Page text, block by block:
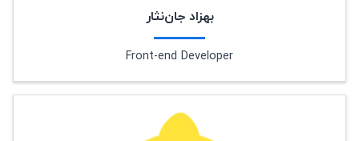
بهزاد جان‌نثار
Front-end Developer